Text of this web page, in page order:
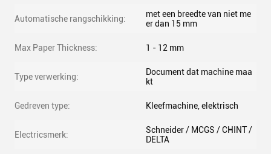
Automatische rangschikking:
met een breedte van niet me
er dan 15 mm
Max Paper Thickness: 1 - 12 mm
Type verwerking:
Document dat machine maa
kt
Gedreven type: Kleefmachine, elektrisch
Electricsmerk:
Schneider / MCGS / CHINT /
DELTA